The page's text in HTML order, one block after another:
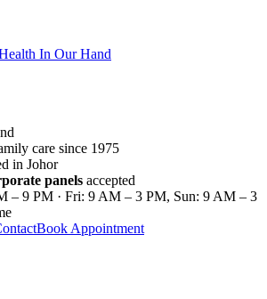
In Our Hand
care since 1975
in Johor
panels accepted
– 9 PM · Fri: 9 AM – 3 PM, Sun: 9 AM – 3
Book Appointment